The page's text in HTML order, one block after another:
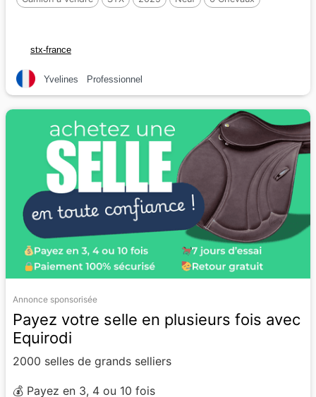
stx-france
Yvelines Professionnel
Annonce sponsorisée
Payez votre selle en plusieurs fois avec
Equirodi
2000 selles de grands selliers
💰 Payez en 3, 4 ou 10 fois